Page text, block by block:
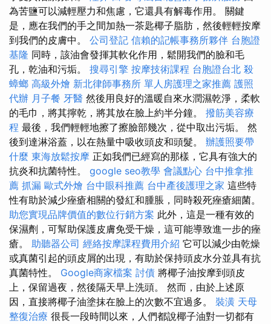
為苦鹽可以減輕壓力和焦慮，它還具有解毒作用。 關鍵
是，應在我們的手之間加熱一茶匙椰子脂肪，然後輕輕按摩
到我們的皮膚中。 公司登記 信賴的記帳事務所夥伴 台胞證
基隆 同時，該油會發揮其軟化作用，鬆開我們的臉和毛
孔，乾油和污垢。 搜尋引擎 按摩技術課程 台胞證台北 殺
蟑螂 高級外燴 新北律師事務所 單人房護理之家推薦 護照
代辦 月子餐 牙醫 然後用良好的溫暖自來水潤濕乾淨，柔軟
的毛巾，將其擰乾，將其放在臉上約半分鐘。 撥筋美容療
程 最後，我們輕輕地擦了擦臉部幾次，從中取出污垢。 然
後到達淋浴蓋，以在熱量中吸收頭皮和頭髮。 辦護照要帶
什麼 東海放鬆按摩 正如我們已經寫的那樣，它具有強大的
抗炎和抗菌特性。 google seo教學 會議點心 台中推拿推
薦 抓漏 歐式外燴 台中眼科推薦 台中產後護理之家 這些特
性有助於減少痤瘡相關的發紅和腫脹，同時殺死痤瘡細菌。
助您實現品牌價值的數位行銷方案 此外，這是一種有效的
保濕劑，可幫助保護皮膚免受干燥，這可能導致進一步的痤
瘡。 助聽器公司 經絡按摩課程費用介紹 它可以減少由乾燥
或真菌引起的頭皮屑的出現，有助於保持頭皮水分並具有抗
真菌特性。 Google商家檔案 討債 將椰子油按摩到頭皮
上，保留過夜，然後隔天早上洗頭。 然而，由於上述原
因，直接將椰子油塗抹在臉上的次數不宜過多。 裝潢 天母
整復治療 很長一段時間以來，人們都說椰子油對一切都有